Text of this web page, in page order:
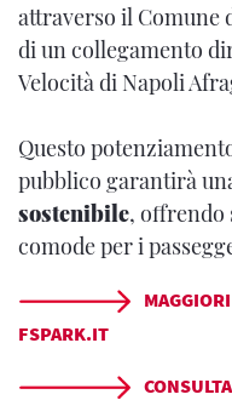
attraverso il Comune
di un collegamento
Velocità di Napoli
Questo
pubblico garantirà
sostenibile, offrendo
comode per i
FSPARK.IT